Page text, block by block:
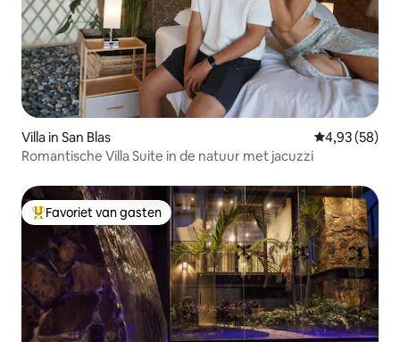
Villa in San Blas Gemiddelde
4,93 (58)
Romantische Villa Suite in de natuur met jacuzzi
Topfavoriet van gasten
Favoriet van gasten